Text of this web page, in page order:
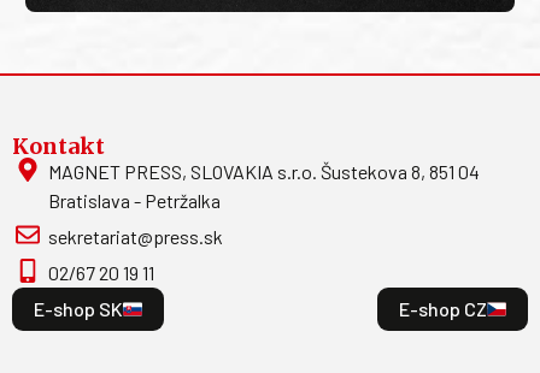
Kontakt
MAGNET PRESS, SLOVAKIA s.r.o. Šustekova 8, 851 04
Bratislava - Petržalka
sekretariat@press.sk
02/67 20 19 11
E-shop SK
E-shop CZ